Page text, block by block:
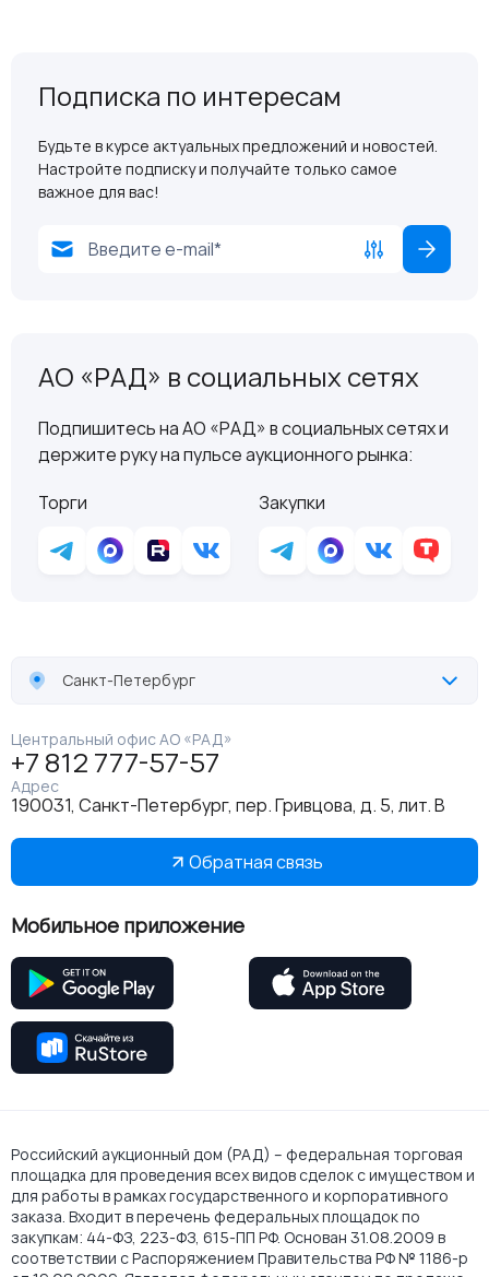
Подписка по интересам
Будьте в курсе актуальных предложений и новостей.
Настройте подписку и получайте только самое
важное для вас!
АО «РАД» в социальных сетях
Подпишитесь на АО «РАД» в социальных сетях и
держите руку на пульсе аукционного рынка:
Торги
Закупки
Санкт-Петербург
Центральный офис АО «РАД»
+7 812 777-57-57
Адрес
190031, Санкт-Петербург, пер. Гривцова, д. 5, лит. В
Обратная связь
Мобильное приложение
Российский аукционный дом (РАД) – федеральная торговая
площадка для проведения всех видов сделок с имуществом и
для работы в рамках государственного и корпоративного
заказа. Входит в перечень федеральных площадок по
закупкам: 44-ФЗ, 223-ФЗ, 615-ПП РФ. Основан 31.08.2009 в
соответствии с Распоряжением Правительства РФ № 1186-р